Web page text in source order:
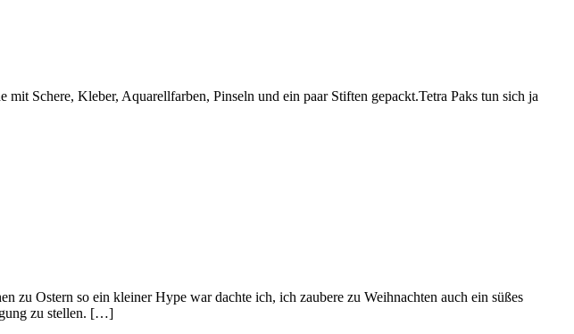
Schere, Kleber, Aquarellfarben, Pinseln und ein paar Stiften gepackt.Tetra Paks tun sich ja
zu Ostern so ein kleiner Hype war dachte ich, ich zaubere zu Weihnachten auch ein süßes
zu stellen. […]